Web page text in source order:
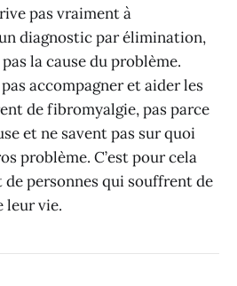
pas vraiment à
diagnostic par élimination,
la cause du problème.
accompagner et aider les
de fibromyalgie, pas parce
et ne savent pas sur quoi
problème. C’est pour cela
de personnes qui souffrent de
leur vie.